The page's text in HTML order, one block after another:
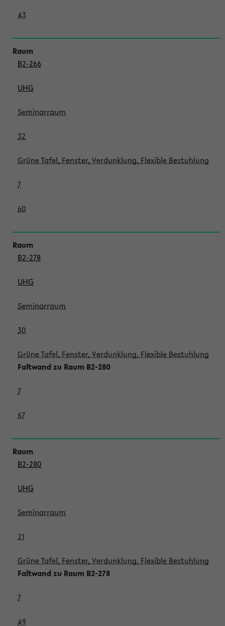
43
B2-266
UHG
Seminarraum
32
Grüne Tafel, Fenster, Verdunklung, Flexible Bestuhlung
7
60
B2-278
UHG
Seminarraum
30
Grüne Tafel, Fenster, Verdunklung, Flexible Bestuhlung
Faltwand zu Raum B2-280
7
67
B2-280
UHG
Seminarraum
21
Grüne Tafel, Fenster, Verdunklung, Flexible Bestuhlung
Faltwand zu Raum B2-278
7
49